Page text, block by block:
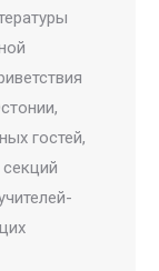
гостей,